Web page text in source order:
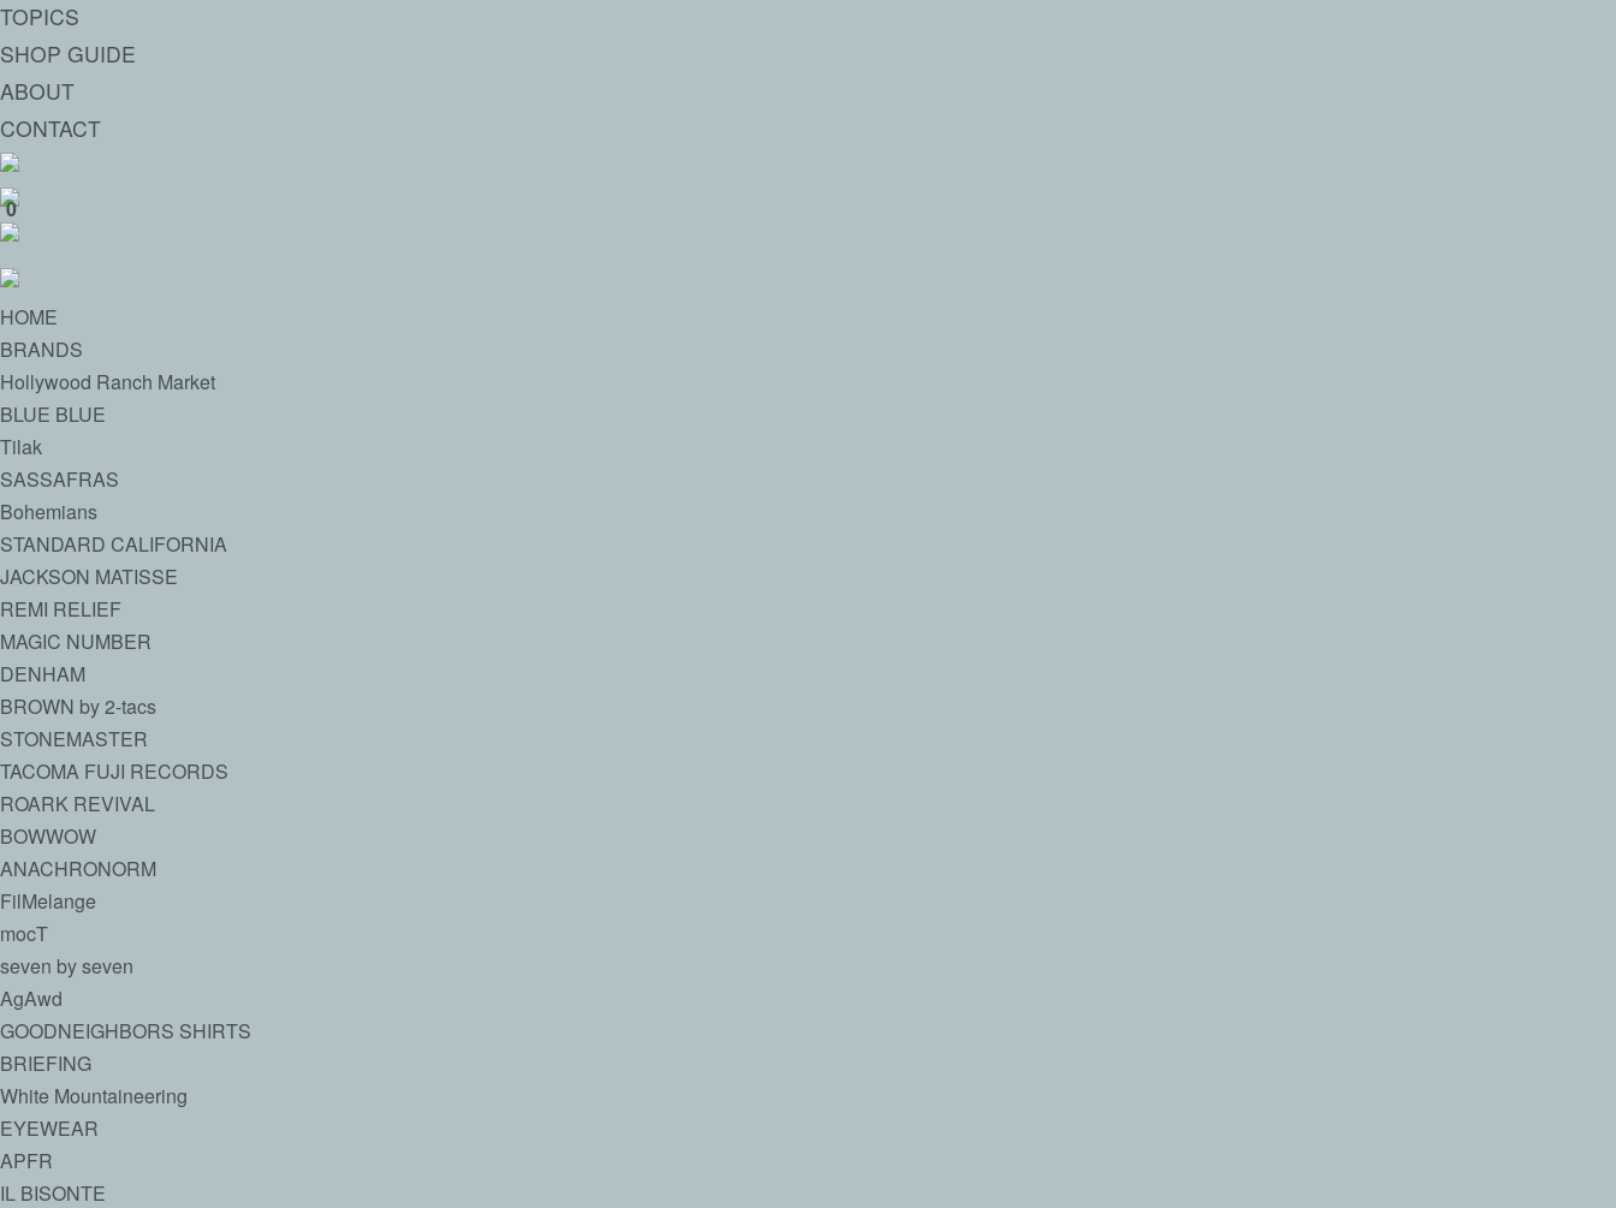
TOPICS
SHOP GUIDE
ABOUT
CONTACT
0
HOME
BRANDS
Hollywood Ranch Market
BLUE BLUE
Tilak
SASSAFRAS
Bohemians
STANDARD CALIFORNIA
JACKSON MATISSE
REMI RELIEF
MAGIC NUMBER
DENHAM
BROWN by 2-tacs
STONEMASTER
TACOMA FUJI RECORDS
ROARK REVIVAL
BOWWOW
ANACHRONORM
FilMelange
mocT
seven by seven
AgAwd
GOODNEIGHBORS SHIRTS
BRIEFING
White Mountaineering
EYEWEAR
APFR
IL BISONTE